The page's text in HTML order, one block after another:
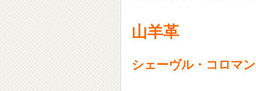
山羊革
シェーヴル・コロマ